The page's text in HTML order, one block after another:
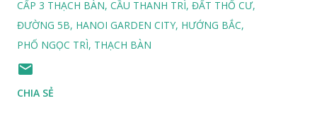
CẤP 3 THẠCH BÀN CẦU THANH TRÌ ĐẤT THỔ CƯ
ĐƯỜNG 5B HANOI GARDEN CITY HƯỚNG BẮC
PHỐ NGỌC TRÌ THẠCH BÀN
CHIA SẺ